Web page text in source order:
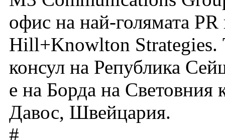
офис на най-голямата PR
Hill+Knowlton Strategies.
консул на Република
е на Борда на
Давос, Швейцария.
#